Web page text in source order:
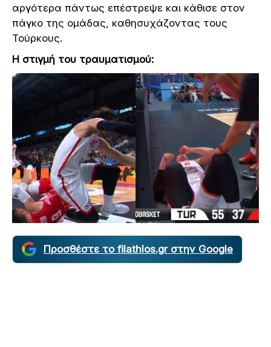
αργότερα πάντως επέστρεψε και κάθισε στον
πάγκο της ομάδας, καθησυχάζοντας τους
Τούρκους.
Η στιγμή του τραυματισμού:
Προσθέστε το filathlos.gr στην Google